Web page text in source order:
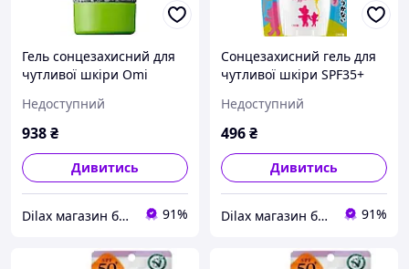
Гель сонцезахисний для
чутливої шкіри Omi
Moisture Gel SPF 50+ 80 g
(862482)
Недоступний
938₴
Дивитись
Dilax магазин брендових дитячих іграшок та товарів для батьків. 91%
Сонцезахисний гель для
чутливої шкіри SPF35+
30ml (676821-2)
Недоступний
496₴
Дивитись
Dilax магазин брендових дитячих іграшок та товарів для батьків. 91%